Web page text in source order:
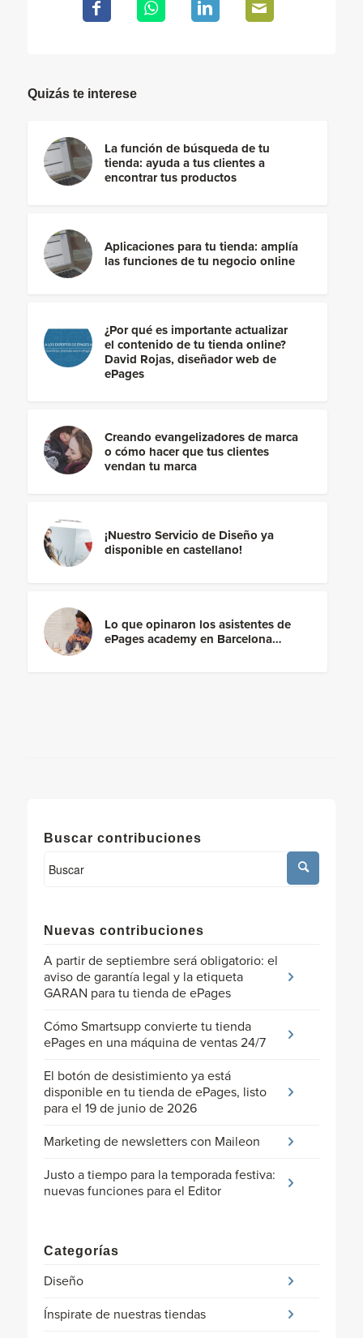
Quizás te interese
La función de búsqueda de tu
tienda: ayuda a tus clientes a
encontrar tus productos
Aplicaciones para tu tienda: amplía
las funciones de tu negocio online
¿Por qué es importante actualizar
el contenido de tu tienda online?
David Rojas, diseñador web de
ePages
Creando evangelizadores de marca
o cómo hacer que tus clientes
vendan tu marca
¡Nuestro Servicio de Diseño ya
disponible en castellano!
Lo que opinaron los asistentes de
ePages academy en Barcelona…
Buscar contribuciones
Nuevas contribuciones
A partir de septiembre será obligatorio: el
aviso de garantía legal y la etiqueta
GARAN para tu tienda de ePages
Cómo Smartsupp convierte tu tienda
ePages en una máquina de ventas 24/7
El botón de desistimiento ya está
disponible en tu tienda de ePages, listo
para el 19 de junio de 2026
Marketing de newsletters con Maileon
Justo a tiempo para la temporada festiva:
nuevas funciones para el Editor
Categorías
Diseño
Ínspirate de nuestras tiendas